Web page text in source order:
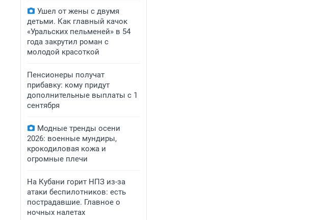
Ушел от жены с двумя
детьми. Как главный качок
«Уральских пельменей» в 54
года закрутил роман с
молодой красоткой
Пенсионеры получат
прибавку: кому придут
дополнительные выплаты с 1
сентября
Модные тренды осени
2026: военные мундиры,
крокодиловая кожа и
огромные плечи
На Кубани горит НПЗ из-за
атаки беспилотников: есть
пострадавшие. Главное о
ночных налетах